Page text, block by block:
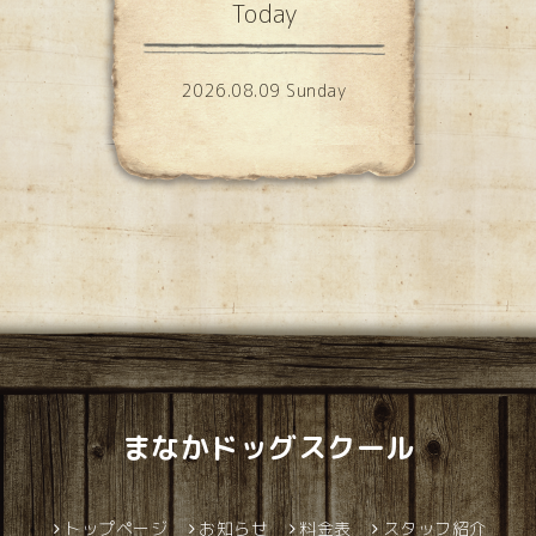
Today
2026.08.09 Sunday
まなかドッグスクール
トップページ お知らせ 料金表 スタッフ紹介